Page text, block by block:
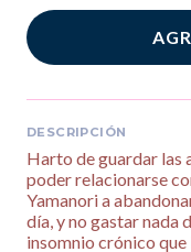
DESCRIPCIÓN
Harto de guardar las
poder relacionarse
Yamanori a
día, y no gastar nada
insomnio crónico que